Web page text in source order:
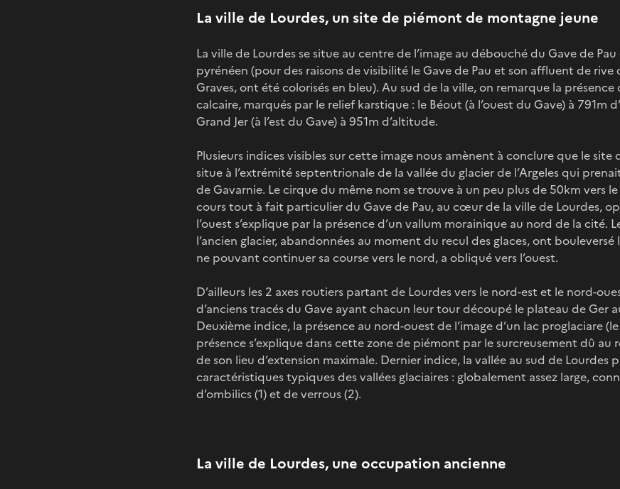
La ville de Lourdes, un site de piémont de montagne jeune
La ville de Lourdes se situe au centre de l’image au débouché du Gave de
pyrénéen (pour des raisons de visibilité le Gave de Pau et son affluent de rive
Graves, ont été colorisés en bleu). Au sud de la ville, on remarque la
calcaire, marqués par le relief karstique : le Béout (à l’ouest du Gave) à 791m
Grand Jer (à l’est du Gave) à 951m d’altitude.
Plusieurs indices visibles sur cette image nous amènent à conclure que le site
situe à l’extrémité septentrionale de la vallée du glacier de l’Argeles qui
de Gavarnie. Le cirque du même nom se trouve à un peu plus de 50km vers
cours tout à fait particulier du Gave de Pau, au cœur de la ville de Lourdes,
l’ouest s’explique par la présence d’un vallum morainique au nord de la cité.
l’ancien glacier, abandonnées au moment du recul des glaces, ont
ne pouvant continuer sa course vers le nord, a obliqué vers l’ouest.
D’ailleurs les 2 axes routiers partant de Lourdes vers le nord-est et le nord-
d’anciens tracés du Gave ayant chacun leur tour découpé le plateau de Ger
Deuxième indice, la présence au nord-ouest de l’image d’un lac proglaciare
présence s’explique dans cette zone de piémont par le surcreusement dû
de son lieu d’extension maximale. Dernier indice, la vallée au sud de Lourdes
caractéristiques typiques des vallées glaciaires : globalement assez large,
d’ombilics (1) et de verrous (2).
La ville de Lourdes, une occupation ancienne